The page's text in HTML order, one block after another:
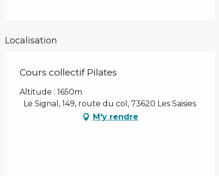
Localisation
Cours collectif Pilates
Altitude : 1650m
Le Signal, 149, route du col, 73620 Les Saisies
M'y rendre